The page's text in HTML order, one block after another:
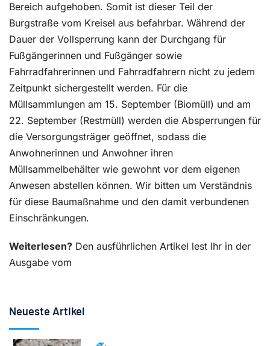
Bereich aufgehoben. Somit ist dieser Teil der
Burgstraße vom Kreisel aus befahrbar. Während der
Dauer der Vollsperrung kann der Durchgang für
Fußgängerinnen und Fußgänger sowie
Fahrradfahrerinnen und Fahrradfahrern nicht zu jedem
Zeitpunkt sichergestellt werden. Für die
Müllsammlungen am 15. September (Biomüll) und am
22. September (Restmüll) werden die Absperrungen für
die Versorgungsträger geöffnet, sodass die
Anwohnerinnen und Anwohner ihren
Müllsammelbehälter wie gewohnt vor dem eigenen
Anwesen abstellen können. Wir bitten um Verständnis
für diese Baumaßnahme und den damit verbundenen
Einschränkungen.
Weiterlesen? Den ausführlichen Artikel lest Ihr in der
Ausgabe vom
Neueste Artikel